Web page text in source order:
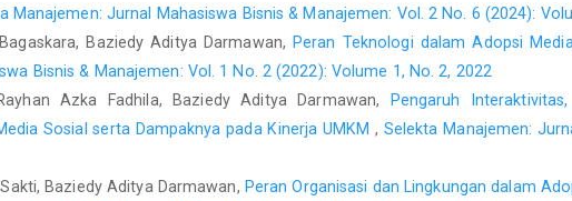
UMKM', Jurnal Teknologi Informasi , 15(2),
Roberts, D. L., Piller, F. and Lüttgens,
Rustiana, Y. (2018) 'Persepsi Digital
Sakti, T. E. dan Darmawan, B. A.
Manajemen: Jurnal Mahasiswa Bisnis & Manajemen: Vol. 2 No. 6 (2024):
Baziedy Aditya Darmawan, Peran Teknologi dalam Adopsi
Bisnis & Manajemen: Vol. 1 No. 2 (2022): Volume 1, No. 2, 2022
Azka Fadhila, Baziedy Aditya Darmawan,
Pengaruh
Sosial serta Dampaknya pada Kinerja UMKM, Selekta Manajemen:
Baziedy Aditya Darmawan, Peran Organisasi dan Lingkungan dalam